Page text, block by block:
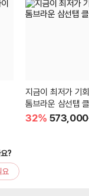
지금이 최저가 기
톰브라운 삼선탭
32% 573,000
?
요